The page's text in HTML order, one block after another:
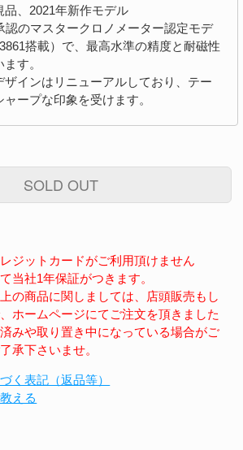
品、2021年新作モデル
認のマスタークロノメーター認定モデ
搭載）で、最高水準の精度と耐磁性
す。
ザインはリニューアルしており、テー
ープな印象を受けます。
SOLD OUT
ジットカードがご利用頂けません
当社1年保証がつきます。
の商品に関しましては、店頭販売もし
ホームページにてご注文を頂きました
みや取り置き中になっている場合がご
承下さいませ。
く表記（返品等）
える